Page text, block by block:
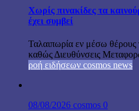
Χωρίς πινακίδες τα
έχει συμβεί
Ταλαιπωρία εν μέσω θέρους
καθώς Διευθύνσεις
ροή ειδήσεων cosmos news
08/08/2026 cosmos 0